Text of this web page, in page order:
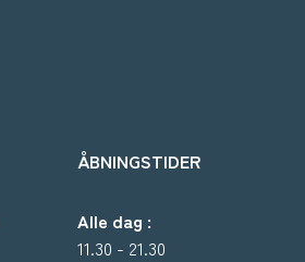
ÅBNINGSTIDER
Alle dag :
11.30 - 21.30